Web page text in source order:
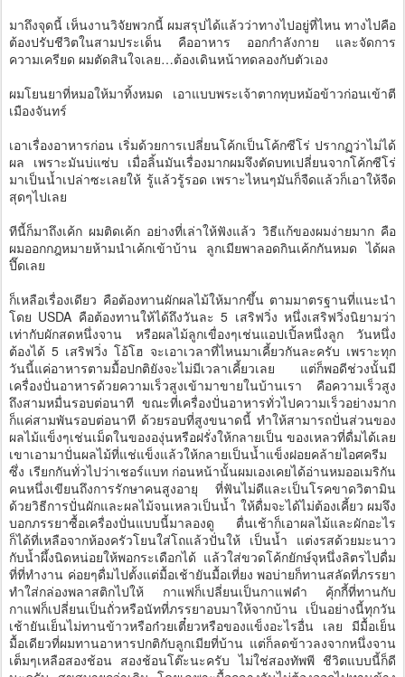
มาถึงจุดนี้ เห็นงานวิจัยพวกนี้ ผมสรุปได้แล้วว่าทางไปอยู่ที่ไหน ทางไปคือ
ต้องปรับชีวิตในสามประเด็น คืออาหาร ออกกำลังกาย และจัดการ
ความเครียด ผมตัดสินใจเลย…ต้องเดินหน้าทดลองกับตัวเอง
ผมโยนยาที่หมอให้มาทิ้งหมด เอาแบบพระเจ้าตากทุบหม้อข้าวก่อนเข้าตี
เมืองจันทร์
เอาเรื่องอาหารก่อน เริ่มด้วยการเปลี่ยนโค้กเป็นโค้กซีโร่ ปรากฏว่าไม่ได้
ผล เพราะมันบ่แซ่บ เมื่อลิ้นมันเรื่องมากผมจึงตัดบทเปลี่ยนจากโค้กซีโร่
มาเป็นน้ำเปล่าซะเลยให้ รู้แล้วรู้รอด เพราะไหนๆมันก็จืดแล้วก็เอาให้จืด
สุดๆไปเลย
ทีนี้ก็มาถึงเค้ก ผมติดเค้ก อย่างที่เล่าให้ฟังแล้ว วิธีแก้ของผมง่ายมาก คือ
ผมออกกฎหมายห้ามนำเค้กเข้าบ้าน ลูกเมียพาลอดกินเค้กกันหมด ได้ผล
ปึ๊ดเลย
ก็เหลือเรื่องเดียว คือต้องทานผักผลไม้ให้มากขึ้น ตามมาตรฐานที่แนะนำ
โดย USDA คือต้องทานให้ได้ถึงวันละ 5 เสริฟวิ่ง หนึ่งเสริฟวิ่งนิยามว่า
เท่ากับผักสดหนึ่งจาน หรือผลไม้ลูกเขื่องๆเช่นแอปเปิ้ลหนึ่งลูก วันหนึ่ง
ต้องได้ 5 เสริฟวิ่ง โอ้โฮ จะเอาเวลาที่ไหนมาเคี้ยวกันละครับ เพราะทุก
วันนี้แค่อาหารตามมื้อปกติยังจะไม่มีเวลาเคี้ยวเลย แต่ก็พอดีช่วงนั้นมี
เครื่องปั่นอาหารด้วยความเร็วสูงเข้ามาขายในบ้านเรา คือความเร็วสูง
ถึงสามหมื่นรอบต่อนาที ขณะที่เครื่องปั่นอาหารทั่วไปความเร็วอย่างมาก
ก็แค่สามพันรอบต่อนาที ด้วยรอบที่สูงขนาดนี้ ทำให้สามารถปั่นส่วนของ
ผลไม้แข็งๆเช่นเม็ดในขององุ่นหรือฝรั่งให้กลายเป็น ของเหลวที่ดื่มได้เลย
เขาเอามาปั่นผลไม้ที่แช่แข็งแล้วให้กลายเป็นน้ำแข็งฝอยคล้ายไอศครีม
ซึ่ง เรียกกันทั่วไปว่าเชอร์แบท ก่อนหน้านั้นผมเองเคยได้อ่านหมออเมริกัน
คนหนึ่งเขียนถึงการรักษาคนสูงอายุ ที่ฟันไม่ดีและเป็นโรคขาดวิตามิน
ด้วยวิธีการปั่นผักและผลไม้จนเหลวเป็นน้ำ ให้ดื่มจะได้ไม่ต้องเคี้ยว ผมจึง
บอกภรรยาซื้อเครื่องปั่นแบบนี้มาลองดู ตื่นเช้าก็เอาผลไม้และผักอะไร
ก็ได้ที่เหลือจากห้องครัวโยนใส่โถแล้วปั่นให้ เป็นน้ำ แต่งรสด้วยมะนาว
กับน้ำผึ้งนิดหน่อยให้พอกระเดือกได้ แล้วใส่ขวดโค้กยักษ์จุหนึ่งลิตรไปดื่ม
ที่ที่ทำงาน ค่อยๆดื่มไปตั้งแต่มื้อเช้ายันมื้อเที่ยง พอบ่ายก็ทานสลัดที่ภรรยา
ทำใส่กล่องพลาสติกไปให้ กาแฟก็เปลี่ยนเป็นกาแฟดำ คุ้กกี้ที่ทานกับ
กาแฟก็เปลี่ยนเป็นถั่วหรือนัทที่ภรรยาอบมาให้จากบ้าน เป็นอย่างนี้ทุกวัน
เช้ายันเย็นไม่ทานข้าวหรือก๋วยเตี๋ยวหรือของแข็งอะไรอื่น เลย มีมื้อเย็น
มื้อเดียวที่ผมทานอาหารปกติกับลูกเมียที่บ้าน แต่ก็ลดข้าวลงจากหนึ่งจาน
เต็มๆเหลือสองช้อน สองช้อนโต๊ะนะครับ ไม่ใช่สองทัพพี ชีวิตแบบนี้ก็ดี